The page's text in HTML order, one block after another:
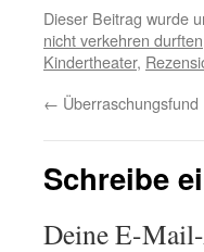
Dieser Beitrag wurde
nicht verkehren durften
Kindertheater,
← Überraschungsfund
Schreibe
Deine E-